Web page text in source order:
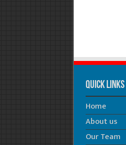
Quick Links
Home
About us
Our Team